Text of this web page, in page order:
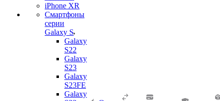
iPhone XR
Смартфоны
серии
Galaxy S
Galaxy
S22
Galaxy
S23
Galaxy
S23FE
Galaxy